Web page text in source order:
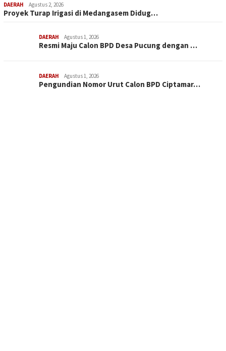
DAERAH Agustus 2, 2026
Proyek Turap Irigasi di Medangasem Didug…
DAERAH Agustus 1, 2026
Resmi Maju Calon BPD Desa Pucung dengan …
DAERAH Agustus 1, 2026
Pengundian Nomor Urut Calon BPD Ciptamar…